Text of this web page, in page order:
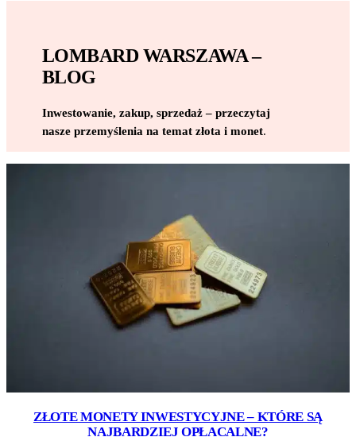
LOMBARD WARSZAWA –
BLOG
Inwestowanie, zakup, sprzedaż – przeczytaj
nasze przemyślenia na temat złota i monet.
ZŁOTE MONETY INWESTYCYJNE – KTÓRE SĄ
NAJBARDZIEJ OPŁACALNE?